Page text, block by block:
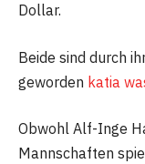
Dollar.
Beide sind durch
geworden katia
Obwohl Alf-Inge
Mannschaften